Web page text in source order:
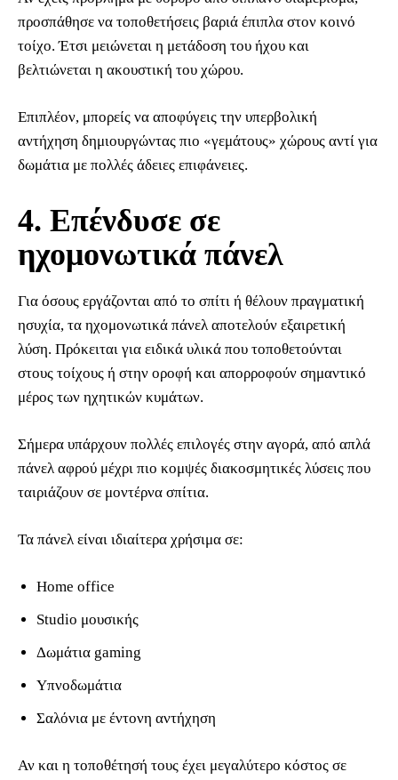
προσπάθησε να τοποθετήσεις βαριά έπιπλα στον κοινό
τοίχο. Έτσι μειώνεται η μετάδοση του ήχου και
βελτιώνεται η ακουστική του χώρου.
Επιπλέον, μπορείς να αποφύγεις την υπερβολική
αντήχηση δημιουργώντας πιο «γεμάτους» χώρους αντί για
δωμάτια με πολλές άδειες επιφάνειες.
4. Επένδυσε σε
ηχομονωτικά πάνελ
Για όσους εργάζονται από το σπίτι ή θέλουν πραγματική
ησυχία, τα ηχομονωτικά πάνελ αποτελούν εξαιρετική
λύση. Πρόκειται για ειδικά υλικά που τοποθετούνται
στους τοίχους ή στην οροφή και απορροφούν σημαντικό
μέρος των ηχητικών κυμάτων.
Σήμερα υπάρχουν πολλές επιλογές στην αγορά, από απλά
πάνελ αφρού μέχρι πιο κομψές διακοσμητικές λύσεις που
ταιριάζουν σε μοντέρνα σπίτια.
Τα πάνελ είναι ιδιαίτερα χρήσιμα σε:
Home office
Studio μουσικής
Δωμάτια gaming
Υπνοδωμάτια
Σαλόνια με έντονη αντήχηση
Αν και η τοποθέτησή τους έχει μεγαλύτερο κόστος σε